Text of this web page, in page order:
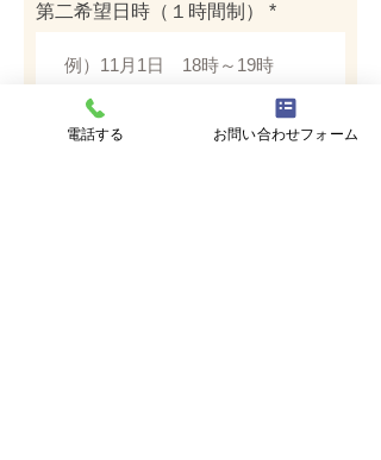
第二希望日時（１時間制）
予定ご来場人数
電話する お問い合わせフォーム